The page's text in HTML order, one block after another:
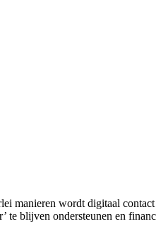
manieren wordt digitaal
te blijven ondersteunen en